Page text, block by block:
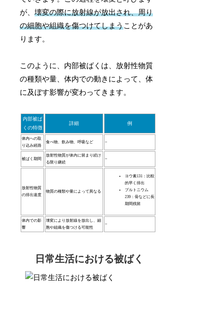
が、壊変の際に放射線が放出され、周り
の細胞や組織を傷つけてしまうことがあ
ります。
このように、内部被ばくは、放射性物質
の種類や量、体内での動きによって、体
に及ぼす影響が変わってきます。
内部被ば
くの特徴
詳細 例
体内への取
り込み経路
食べ物、飲み物、呼吸など –
被ばく期間
放射性物質が体内に留まり続け
る限り継続
–
放射性物質
の排出速度
物質の種類や量によって異なる
ヨウ素131：比較
的早く排出
プルトニウム
239：骨などに長
期間残留
体内での影
響
壊変により放射線を放出し、細
胞や組織を傷つける可能性
–
日常生活における被ばく